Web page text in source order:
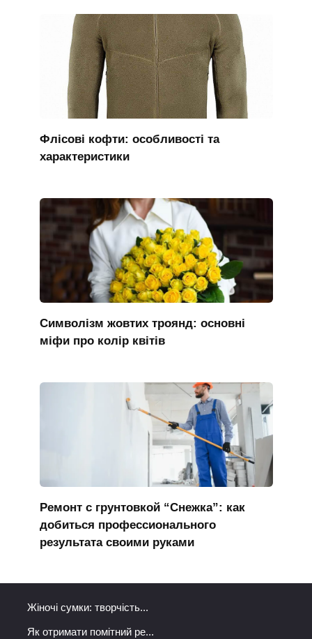
Флісові кофти: особливості та
характеристики
Символізм жовтих троянд: основні
міфи про колір квітів
Ремонт с грунтовкой “Снежка”: как
добиться профессионального
результата своими руками
Жіночі сумки: творчість...
Як отримати помітний ре...